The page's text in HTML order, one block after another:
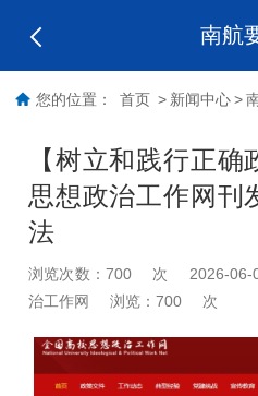
南航
您的位置： 首页 > 新闻中心 >
【树立和践行正
思想政治工作网刊
法
浏览次数： 700 次 2026-06-
治工作网
浏览：700 次